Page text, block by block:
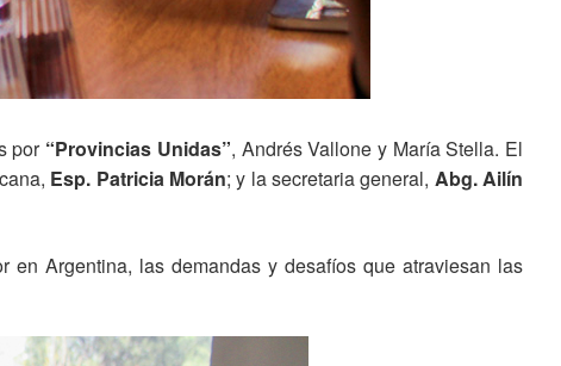
por “Provincias Unidas”, Andrés Vallone y María Stella. El
Esp. Patricia Morán; y la secretaria general, Abg. Ailín
Argentina, las demandas y desafíos que atraviesan las